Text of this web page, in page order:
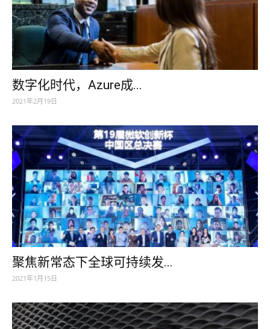
数字化时代，Azure成...
2021年2月19日
聚焦新常态下全球可持续发...
2021年1月15日